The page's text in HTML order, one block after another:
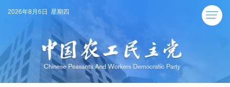
2026年8月6日 星期四